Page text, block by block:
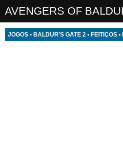
AVENGERS OF
JOGOS • BALDUR'S GATE 2 • FEITIÇOS •